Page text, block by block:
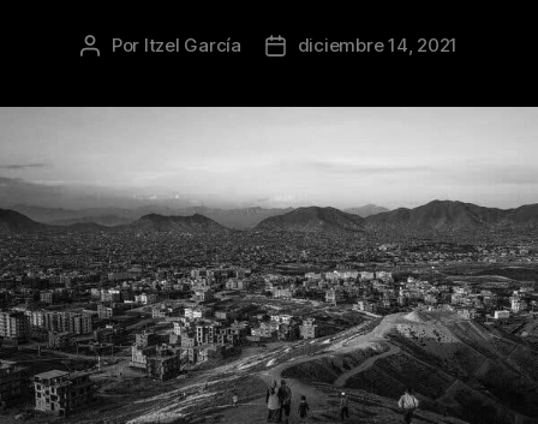
Autor
Por Itzel García
Fechadiciembre 14, 2021